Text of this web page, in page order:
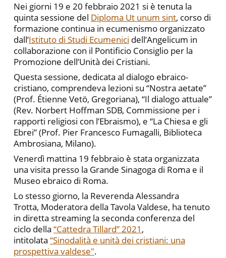
Nei giorni 19 e 20 febbraio 2021 si è tenuta la
quinta sessione del Diploma Ut unum sint, corso di
formazione continua in ecumenismo organizzato
dall’Istituto di Studi Ecumenici dell’Angelicum in
collaborazione con il Pontificio Consiglio per la
Promozione dell’Unità dei Cristiani.
Questa sessione, dedicata al dialogo ebraico-
cristiano, comprendeva lezioni su “Nostra aetate”
(Prof. Étienne Vetö, Gregoriana), “Il dialogo attuale”
(Rev. Norbert Hoffman SDB, Commissione per i
rapporti religiosi con l’Ebraismo), e “La Chiesa e gli
Ebrei” (Prof. Pier Francesco Fumagalli, Biblioteca
Ambrosiana, Milano).
Venerdì mattina 19 febbraio è stata organizzata
una visita presso la Grande Sinagoga di Roma e il
Museo ebraico di Roma.
Lo stesso giorno, la Reverenda Alessandra
Trotta, Moderatora della Tavola Valdese, ha tenuto
in diretta streaming la seconda conferenza del
ciclo della “Cattedra Tillard” 2021 ,
intitolata “Sinodalità e unità dei cristiani: una
prospettiva valdese".